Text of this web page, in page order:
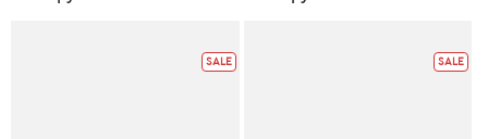
SALE SALE